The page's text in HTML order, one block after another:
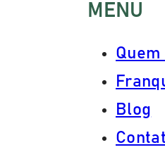
MENU
Blog